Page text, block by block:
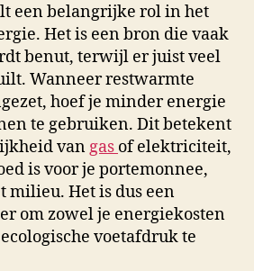
een belangrijke rol in het
Het is een bron die vaak
benut, terwijl er juist veel
Wanneer restwarmte
hoef je minder energie
te gebruiken. Dit betekent
van gas of elektriciteit,
is voor je portemonnee,
milieu. Het is dus een
om zowel je energiekosten
voetafdruk te